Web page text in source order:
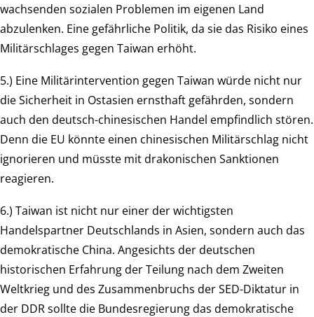
wachsenden sozialen Problemen im eigenen Land
abzulenken. Eine gefährliche Politik, da sie das Risiko eines
Militärschlages gegen Taiwan erhöht.
5.) Eine Militärintervention gegen Taiwan würde nicht nur
die Sicherheit in Ostasien ernsthaft gefährden, sondern
auch den deutsch-chinesischen Handel empfindlich stören.
Denn die EU könnte einen chinesischen Militärschlag nicht
ignorieren und müsste mit drakonischen Sanktionen
reagieren.
6.) Taiwan ist nicht nur einer der wichtigsten
Handelspartner Deutschlands in Asien, sondern auch das
demokratische China. Angesichts der deutschen
historischen Erfahrung der Teilung nach dem Zweiten
Weltkrieg und des Zusammenbruchs der SED-Diktatur in
der DDR sollte die Bundesregierung das demokratische